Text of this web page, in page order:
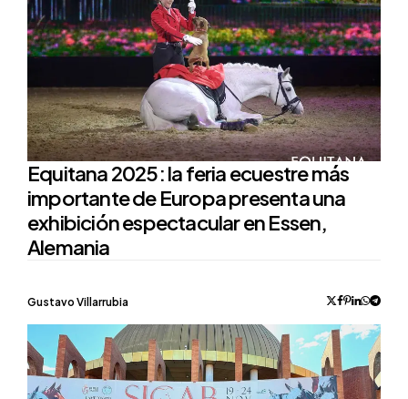
Equitana 2025: la feria ecuestre más
importante de Europa presenta una
exhibición espectacular en Essen,
Alemania
Posted
Gustavo Villarrubia